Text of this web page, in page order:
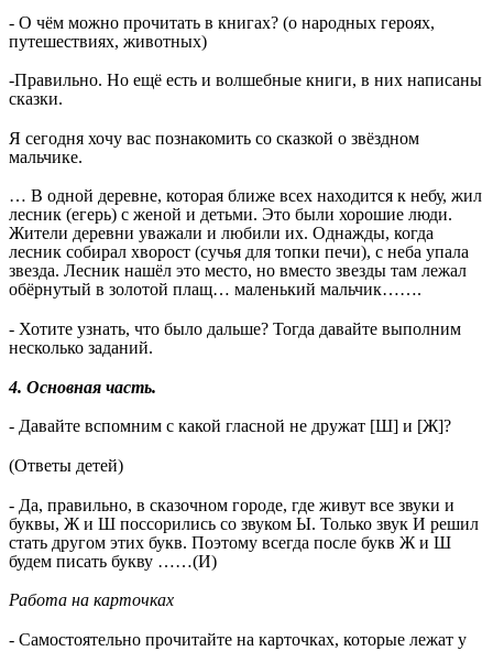
- О чём можно прочитать в книгах? (о народных героях,
путешествиях, животных)
-Правильно. Но ещё есть и волшебные книги, в них написаны
сказки.
Я сегодня хочу вас познакомить со сказкой о звёздном
мальчике.
… В одной деревне, которая ближе всех находится к небу, жил
лесник (егерь) с женой и детьми. Это были хорошие люди.
Жители деревни уважали и любили их. Однажды, когда
лесник собирал хворост (сучья для топки печи), с неба упала
звезда. Лесник нашёл это место, но вместо звезды там лежал
обёрнутый в золотой плащ… маленький мальчик…….
- Хотите узнать, что было дальше? Тогда давайте выполним
несколько заданий.
4. Основная часть.
- Давайте вспомним с какой гласной не дружат [Ш] и [Ж]?
(Ответы детей)
- Да, правильно, в сказочном городе, где живут все звуки и
буквы, Ж и Ш поссорились со звуком Ы. Только звук И решил
стать другом этих букв. Поэтому всегда после букв Ж и Ш
будем писать букву ……(И)
Работа на карточках
- Самостоятельно прочитайте на карточках, которые лежат у